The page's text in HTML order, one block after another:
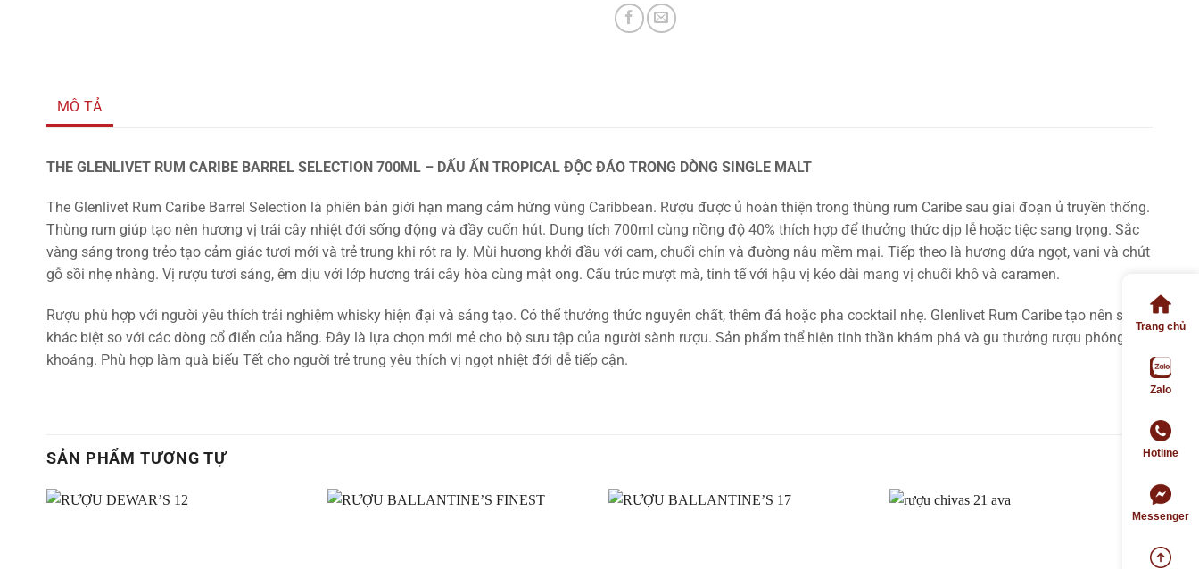
MÔ TẢ
THE GLENLIVET RUM CARIBE BARREL SELECTION 700ML – DẤU ẤN TROPICAL ĐỘC ĐÁO TRONG DÒNG SINGLE MALT
The Glenlivet Rum Caribe Barrel Selection là phiên bản giới hạn mang cảm hứng vùng Caribbean. Rượu được ủ hoàn thiện trong thùng rum Caribe sau giai đoạn ủ truyền thống.
Thùng rum giúp tạo nên hương vị trái cây nhiệt đới sống động và đầy cuốn hút. Dung tích 700ml cùng nồng độ 40% thích hợp để thưởng thức dịp lễ hoặc tiệc sang trọng. Sắc
vàng sáng trong trẻo tạo cảm giác tươi mới và trẻ trung khi rót ra ly. Mùi hương khởi đầu với cam, chuối chín và đường nâu mềm mại. Tiếp theo là hương dứa ngọt, vani và chút
gỗ sồi nhẹ nhàng. Vị rượu tươi sáng, êm dịu với lớp hương trái cây hòa cùng mật ong. Cấu trúc mượt mà, tinh tế với hậu vị kéo dài mang vị chuối khô và caramen.
Rượu phù hợp với người yêu thích trải nghiệm whisky hiện đại và sáng tạo. Có thể thưởng thức nguyên chất, thêm đá hoặc pha cocktail nhẹ. Glenlivet Rum Caribe tạo nên sự
khác biệt so với các dòng cổ điển của hãng. Đây là lựa chọn mới mẻ cho bộ sưu tập của người sành rượu. Sản phẩm thể hiện tinh thần khám phá và gu thưởng rượu phóng
khoáng. Phù hợp làm quà biếu Tết cho người trẻ trung yêu thích vị ngọt nhiệt đới dễ tiếp cận.
SẢN PHẨM TƯƠNG TỰ
Trang chủ
Zalo
Hotline
Messenger